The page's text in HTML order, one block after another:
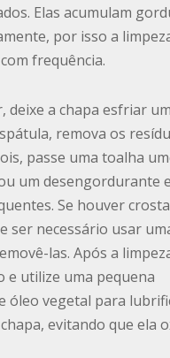
Elas acumulam
por isso a
frequência.
deixe a chapa esfriar
remova os
passe uma toalha
um desengordurante
Se houver
ser necessário usar
las. Após a
e utilize uma pequena
óleo vegetal para
evitando que ela